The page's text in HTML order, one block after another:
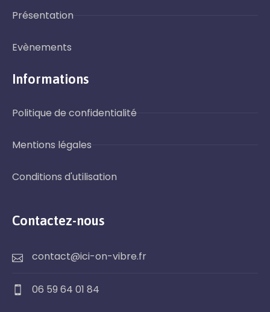
Présentation
Evènements
Informations
Politique de confidentialité
Mentions légales
Conditions d'utilisation
Contactez-nous
contact@ici-on-vibre.fr
06 59 64 01 84